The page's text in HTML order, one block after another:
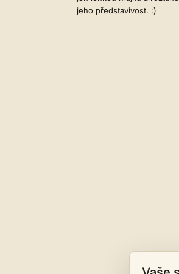
jeho představivost. :)